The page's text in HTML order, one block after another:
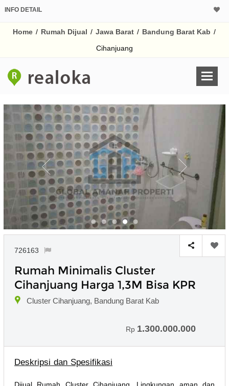
INFO DETAIL
Home / Rumah Dijual / Jawa Barat / Bandung Barat Kab /
Cihanjuang
726163
Rumah Minimalis Cluster
Cihanjuang Harga 1,3M Bisa KPR
Cluster Cihanjuang, Bandung Barat Kab
Rp 1.300.000.000
Deskripsi dan Spesifikasi
Dijual Rumah Cluster Cihanjuang, Lingkungan aman dan
Harga Rp
% /th
Untuk hasil simulasi
pada kotak-
Simpan